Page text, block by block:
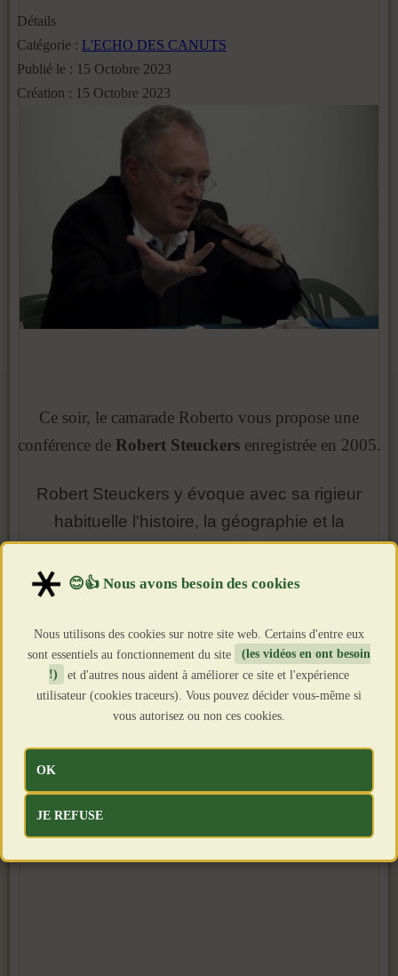
Détails
Catégorie : L'ECHO DES CANUTS
Publié le : 15 Octobre 2023
Création : 15 Octobre 2023
Ce soir, le camarade Roberto vous propose une
conférence de Robert Steuckersenregistrée en 2005.
Robert Steuckers y évoque avec sa rigieur
habituelle l'histoire, la géographie et la
géopolitique de ce pays.
La conférence est enregistrée après la
révolution Orange du Maïdan, mais avant la
guerre fratricide de février 2022.
Une émission que vous ne retrouverez pas
Nous utilisons des cookies sur notre site web. Certains d'entre eux
sont essentiels au fonctionnement du site
(les vidéos en ont besoin
!)
et d'autres nous aident à améliorer ce site et l'expérience
utilisateur (cookies traceurs). Vous pouvez décider vous-même si
vous autorisez ou non ces cookies.
OK
JE REFUSE